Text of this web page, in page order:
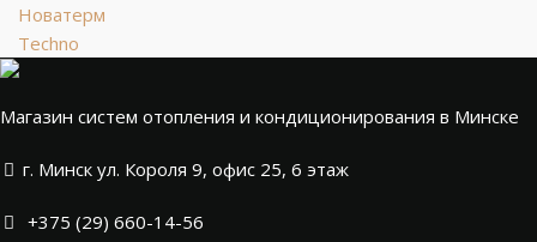
Новатерм
Techno
Магазин систем отопления и кондиционирования в Минске
г. Минск ул. Короля 9, офис 25, 6 этаж
+375 (29) 660-14-56